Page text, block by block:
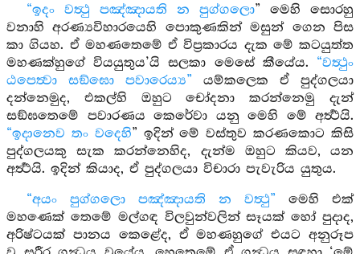
“ඉදං වත්‍ථු පඤ්ඤායති න පුග්ගලො” මෙහි සොරහු
වනාහි අරණ්‍යවිහාරයෙහි පොකුණකින් මසුන් ගෙන පිස
කා ගියහ. ඒ මහණතෙමේ ඒ විප්‍රකාරය දැක මේ කටයුත්ත
මහණක්හුගේ වියයුතුය’යි සලකා මෙසේ කීයේය. “වත්‍ථුං
ඨපෙත්‍වා සඞ්ඝො පවාරෙය්‍ය” යම්කලෙක ඒ පුද්ගලයා
දන්නෙමුද, එකල්හි ඔහුට චෝදනා කරන්නෙමු දැන්
සඞ්ඝතෙමේ පවාරණය කෙරේවා යනු මෙහි මේ අර්‍ත්‍ථයි.
“ඉදානෙව තං වදෙහි” ඉදින් මේ වස්තුව කරණකොට කිසි
පුද්ගලයකු සැක කරන්නෙහිද, දැන්ම ඔහුට කියව, යන
අර්‍ත්‍ථයි. ඉදින් කියාද, ඒ පුද්ගලයා විචාරා පැවැරිය යුතුය.
“අයං පුග්ගලො පඤ්ඤායති න වත්‍ථු” මෙහි එක්
මහණෙක් තෙමේ මල්ගඳ විලවුන්වලින් සෑයක් හෝ පුදාද,
අරිෂ්ටයක් පානය කෙළේද, ඒ මහණහුගේ එයට අනුරූප